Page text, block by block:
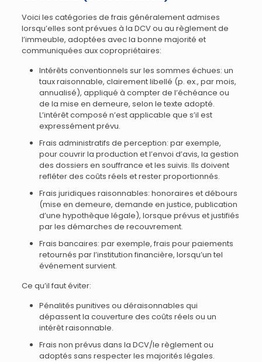
Voici les catégories de frais généralement admises
lorsqu’elles sont prévues à la DCV ou au règlement de
l’immeuble, adoptées avec la bonne majorité et
communiquées aux copropriétaires:
Intérêts conventionnels sur les sommes échues: un
taux raisonnable, clairement libellé (p. ex., par mois,
annualisé), appliqué à compter de l’échéance ou
de la mise en demeure, selon le texte adopté.
L’intérêt composé n’est applicable que s’il est
expressément prévu.
Frais administratifs de perception: par exemple,
pour couvrir la production et l’envoi d’avis, la gestion
des dossiers en souffrance et les suivis. Ils doivent
refléter des coûts réels et rester proportionnés.
Frais juridiques raisonnables: honoraires et débours
(mise en demeure, demande en justice, publication
d’une hypothèque légale), lorsque prévus et justifiés
par les démarches de recouvrement.
Frais bancaires: par exemple, frais pour paiements
retournés par l’institution financière, lorsqu’un tel
événement survient.
Ce qu’il faut éviter:
Pénalités punitives ou déraisonnables qui
dépassent la couverture des coûts réels ou un
intérêt raisonnable.
Frais non prévus dans la DCV/le règlement ou
adoptés sans respecter les majorités légales.